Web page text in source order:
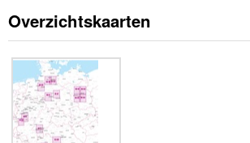
Overzichtskaarten